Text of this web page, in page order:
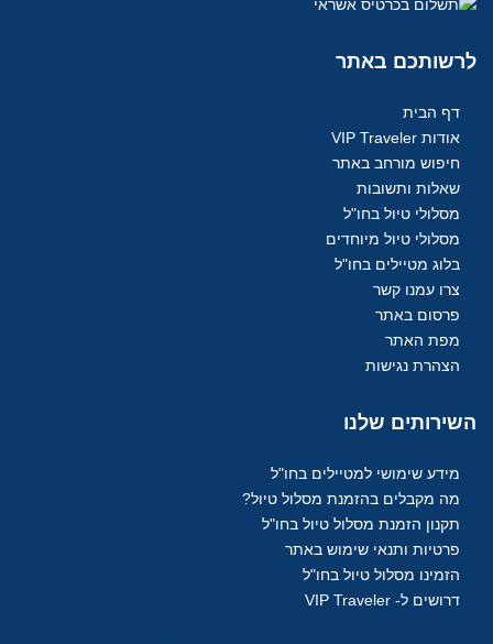
לרשותכם באתר
דף הבית
אודות VIP Traveler
חיפוש מורחב באתר
שאלות ותשובות
מסלולי טיול בחו"ל
מסלולי טיול מיוחדים
בלוג מטיילים בחו"ל
צרו עמנו קשר
פרסום באתר
מפת האתר
הצהרת נגישות
השירותים שלנו
מידע שימושי למטיילים בחו"ל
מה מקבלים בהזמנת מסלול טיול?
תקנון הזמנת מסלול טיול בחו"ל
פרטיות ותנאי שימוש באתר
הזמינו מסלול טיול בחו"ל
דרושים ל- VIP Traveler